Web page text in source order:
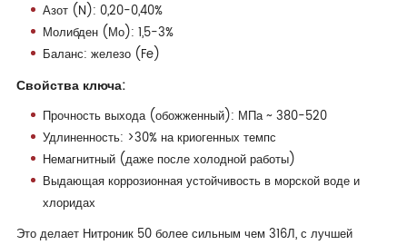
Азот (N): 0,20-0,40%
Молибден (Мо): 1,5-3%
Баланс: железо (Fe)
Свойства ключа:
Прочность выхода (обожженный): МПа ~ 380-520
Удлиненность: >30% на криогенных темпс
Немагнитный (даже после холодной работы)
Выдающая коррозионная устойчивость в морской воде и
хлоридах
Это делает Нитроник 50 более сильным чем 316Л, с лучшей